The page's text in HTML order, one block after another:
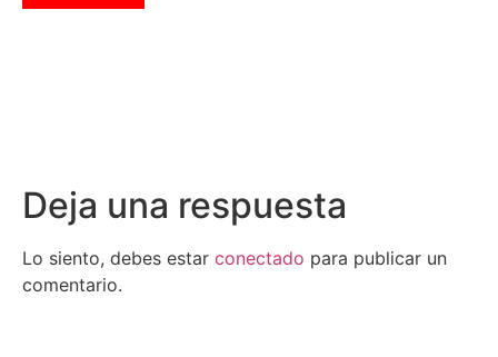
Deja una respuesta
Lo siento, debes estar conectado para publicar un
comentario.